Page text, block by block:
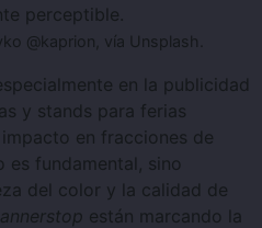
perceptible.
@kaprion, vía Unsplash.
en la publicidad
y stands para ferias
en fracciones de
es fundamental, sino
del color y la calidad de
están marcando la